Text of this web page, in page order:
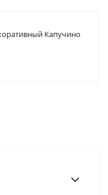
Капучино